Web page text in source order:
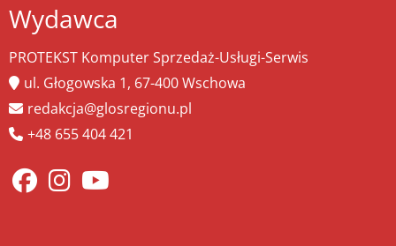
Wydawca
PROTEKST Komputer Sprzedaż-Usługi-Serwis
ul. Głogowska 1, 67-400 Wschowa
redakcja@glosregionu.pl
+48 655 404 421